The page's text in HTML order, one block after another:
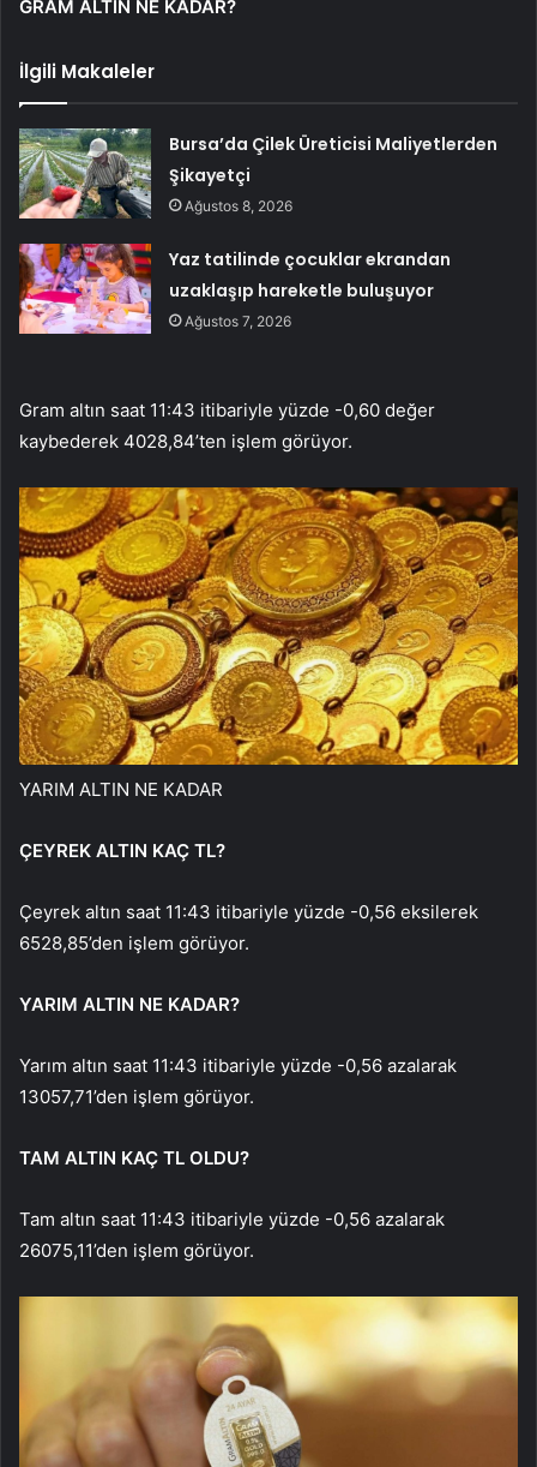
GRAM ALTIN NE KADAR?
İlgili Makaleler
Bursa’da Çilek Üreticisi Maliyetlerden
Şikayetçi
Ağustos 8, 2026
Yaz tatilinde çocuklar ekrandan
uzaklaşıp hareketle buluşuyor
Ağustos 7, 2026
Gram altın saat 11:43 itibariyle yüzde -0,60 değer
kaybederek 4028,84’ten işlem görüyor.
YARIM ALTIN NE KADAR
ÇEYREK ALTIN KAÇ TL?
Çeyrek altın saat 11:43 itibariyle yüzde -0,56 eksilerek
6528,85’den işlem görüyor.
YARIM ALTIN NE KADAR?
Yarım altın saat 11:43 itibariyle yüzde -0,56 azalarak
13057,71’den işlem görüyor.
TAM ALTIN KAÇ TL OLDU?
Tam altın saat 11:43 itibariyle yüzde -0,56 azalarak
26075,11’den işlem görüyor.